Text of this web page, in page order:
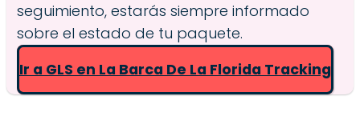
seguimiento, estarás siempre informado
sobre el estado de tu paquete.
Ir a GLS en La Barca De La Florida Tracking